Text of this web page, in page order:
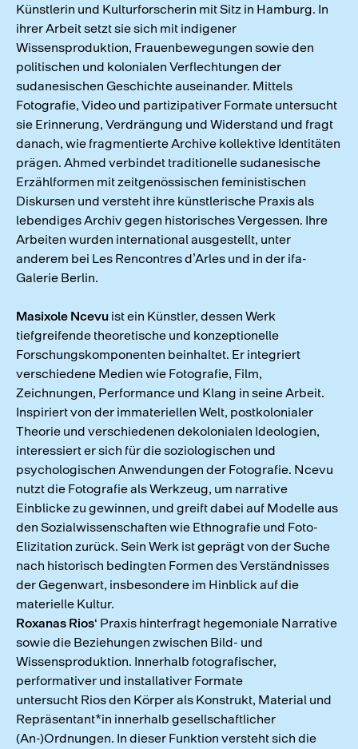
Künstlerin und Kulturforscherin mit Sitz in Hamburg. In
ihrer Arbeit setzt sie sich mit indigener
Wissensproduktion, Frauenbewegungen sowie den
politischen und kolonialen Verflechtungen der
sudanesischen Geschichte auseinander. Mittels
Fotografie, Video und partizipativer Formate untersucht
sie Erinnerung, Verdrängung und Widerstand und fragt
danach, wie fragmentierte Archive kollektive Identitäten
prägen. Ahmed verbindet traditionelle sudanesische
Erzählformen mit zeitgenössischen feministischen
Diskursen und versteht ihre künstlerische Praxis als
lebendiges Archiv gegen historisches Vergessen. Ihre
Arbeiten wurden international ausgestellt, unter
anderem bei Les Rencontres d’Arles und in der ifa-
Galerie Berlin.
Masixole Ncevu ist ein Künstler, dessen Werk
tiefgreifende theoretische und konzeptionelle
Forschungskomponenten beinhaltet. Er integriert
verschiedene Medien wie Fotografie, Film,
Zeichnungen, Performance und Klang in seine Arbeit.
Inspiriert von der immateriellen Welt, postkolonialer
Theorie und verschiedenen dekolonialen Ideologien,
interessiert er sich für die soziologischen und
psychologischen Anwendungen der Fotografie. Ncevu
nutzt die Fotografie als Werkzeug, um narrative
Einblicke zu gewinnen, und greift dabei auf Modelle aus
den Sozialwissenschaften wie Ethnografie und Foto-
Elizitation zurück. Sein Werk ist geprägt von der Suche
nach historisch bedingten Formen des Verständnisses
der Gegenwart, insbesondere im Hinblick auf die
materielle Kultur.
Roxanas Rios‘ Praxis hinterfragt hegemoniale Narrative
sowie die Beziehungen zwischen Bild- und
Wissensproduktion. Innerhalb fotografischer,
performativer und installativer Formate
untersucht Rios den Körper als Konstrukt, Material und
Repräsentant*in innerhalb gesellschaftlicher
(An-)Ordnungen. In dieser Funktion versteht sich die